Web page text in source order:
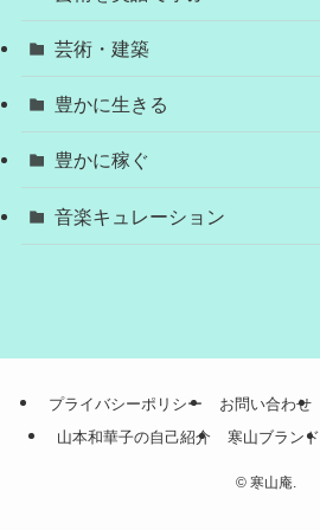
芸術・建築
豊かに生きる
豊かに稼ぐ
音楽キュレーション
プライバシーポリシー お問い合わせ
山本和華子の自己紹介
寒山ブランド
©寒山庵.